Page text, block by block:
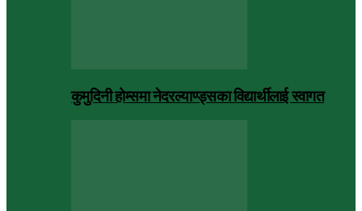
कुमुदिनी होम्समा नेदरल्याण्ड्सका विद्यार्थीलाई स्वागत